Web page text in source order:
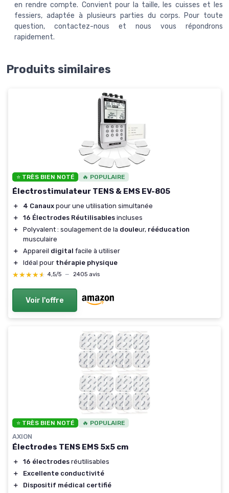
en rendre compte. Convient pour la taille, les cuisses et les
fessiers, adaptée à plusieurs parties du corps. Pour toute
question, contactez-nous et nous vous répondrons
rapidement.
Produits similaires
⭐ TRÈS BIEN NOTÉ 🔥 POPULAIRE
Électrostimulateur TENS & EMS EV-805
＋ 4 Canaux pour une utilisation simultanée
＋
16 Électrodes Réutilisables incluses
＋
Polyvalent : soulagement de la douleur, rééducation
musculaire
＋
Appareil digital facile à utiliser
＋
Idéal pour thérapie physique
★★★★★
★★★★★ 4,5/5 — 2405 avis
Voir l'offre
⭐ TRÈS BIEN NOTÉ 🔥 POPULAIRE
AXION
Électrodes TENS EMS 5x5 cm
＋ 16 électrodes réutilisables
＋
Excellente conductivité
＋
Dispositif médical certifié